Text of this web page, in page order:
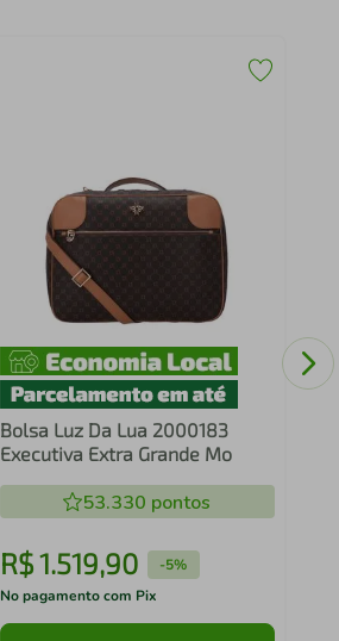
Bolsa Luz Da Lua 2000183
Executiva Extra Grande Mo
53.330 pontos
R$1.519,90 -5%
No pagamento com Pix